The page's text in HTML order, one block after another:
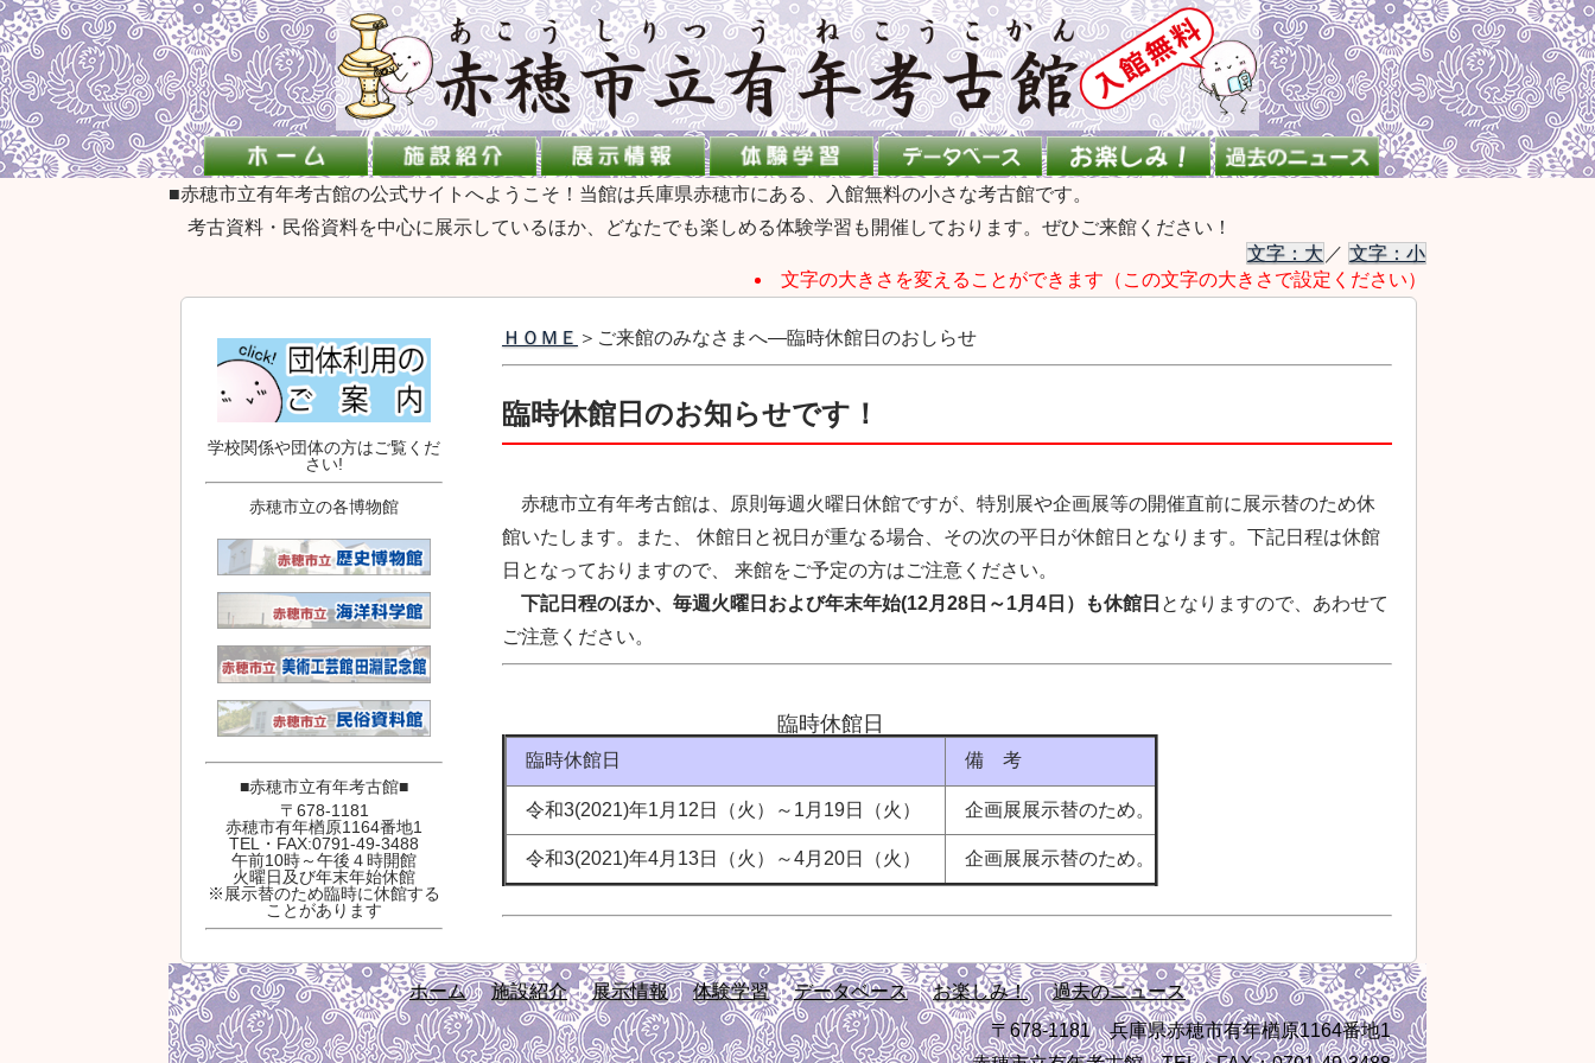
■赤穂市立有年考古館の公式サイトへようこそ！当館は兵庫県赤穂市にある、入館無料の小さな考古館です。
考古資料・民俗資料を中心に展示しているほか、どなたでも楽しめる体験学習も開催しております。ぜひご来館ください！
文字：大 ／ 文字：小
文字の大きさを変えることができます（この文字の大きさで設定ください）
ＨＯＭＥ ＞ご来館のみなさまへ―臨時休館日のおしらせ
臨時休館日のお知らせです！
赤穂市立有年考古館は、原則毎週火曜日休館ですが、特別展や企画展等の開催直前に展示替のため休
館いたします。また、 休館日と祝日が重なる場合、その次の平日が休館日となります。下記日程は休館
日となっておりますので、 来館をご予定の方はご注意ください。
下記日程のほか、毎週火曜日および年末年始(12月28日～1月4日）も休館日 となりますので、あわせて
ご注意ください。
臨時休館日
臨時休館日 備 考
令和3(2021)年1月12日（火）～1月19日（火） 企画展展示替のため。
令和3(2021)年4月13日（火）～4月20日（火） 企画展展示替のため。
学校関係や団体の方はご覧くだ
さい!
赤穂市立の各博物館
■赤穂市立有年考古館■
〒678-1181
赤穂市有年楢原1164番地1
TEL・FAX:0791-49-3488
午前10時～午後４時開館
火曜日及び年末年始休館
※展示替のため臨時に休館する
ことがあります
ホーム 施設紹介 展示情報 体験学習 データベース お楽しみ！
過去のニュース
〒678-1181 兵庫県赤穂市有年楢原1164番地1